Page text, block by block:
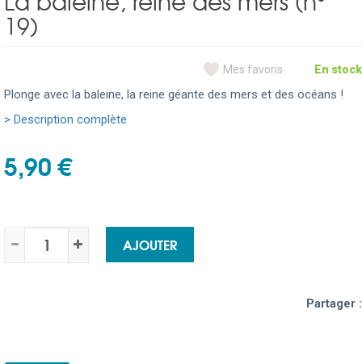
19)
Mes favoris En stock
Plonge avec la baleine, la reine géante des mers et des océans !
> Description complète
5,90 €
AJOUTER
Partager :